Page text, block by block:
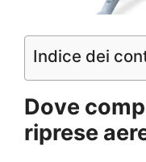
Indice dei
Dove
riprese